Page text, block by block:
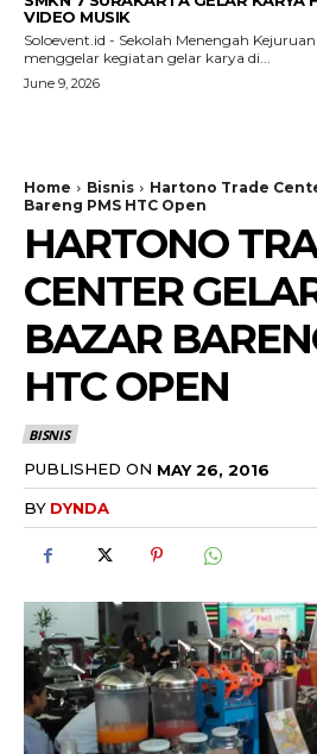
VIDEO MUSIK
Soloevent.id - Sekolah Menengah
menggelar kegiatan gelar karya di...
June 9, 2026